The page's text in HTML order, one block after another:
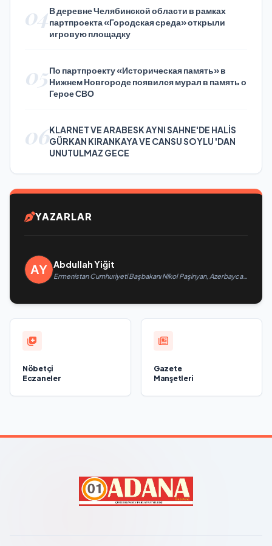
04В деревне Челябинской области в рамках
партпроекта «Городская среда» открыли
игровую площадку
05По партпроекту «Историческая память» в
Нижнем Новгороде появился мурал в память о
Герое СВО
06KLARNET VE ARABESK AYNI SAHNE'DE HALİS
GÜRKAN KIRANKAYA VE CANSU SOYLU 'DAN
UNUTULMAZ GECE
YAZARLAR
Abdullah Yiğit
Ermenistan Cumhuriyeti Başbakanı Nikol Paşinyan, Azerbaycan
Nöbetçi
Eczaneler
Gazete
Manşetleri